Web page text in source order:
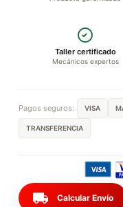
Taller certificado
Mecánicos expertos
Pagos seguros: VISA
TRANSFERENCIA
local_shipping Calcular Envío